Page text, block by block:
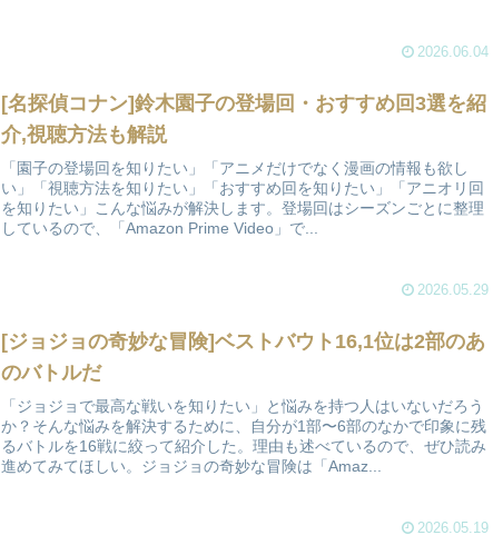
2026.06.04
[名探偵コナン]鈴木園子の登場回・おすすめ回3選を紹
介,視聴方法も解説
「園子の登場回を知りたい」「アニメだけでなく漫画の情報も欲し
い」「視聴方法を知りたい」「おすすめ回を知りたい」「アニオリ回
を知りたい」こんな悩みが解決します。登場回はシーズンごとに整理
しているので、「Amazon Prime Video」で...
2026.05.29
[ジョジョの奇妙な冒険]ベストバウト16,1位は2部のあ
のバトルだ
「ジョジョで最高な戦いを知りたい」と悩みを持つ人はいないだろう
か？そんな悩みを解決するために、自分が1部〜6部のなかで印象に残
るバトルを16戦に絞って紹介した。理由も述べているので、ぜひ読み
進めてみてほしい。ジョジョの奇妙な冒険は「Amaz...
2026.05.19